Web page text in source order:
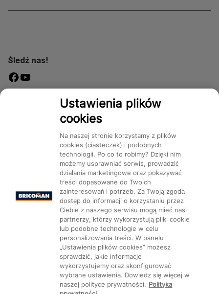
Śledź nas!
Dostępność
Kategorie Produkty Marki CMS
Ustawienia plików cookie
Ustawienia plików
cookies
Na naszej stronie korzystamy z plików
cookies (ciasteczek) i podobnych
technologii. Po co to robimy? Dzięki nim
możemy usprawniać serwis, prowadzić
działania marketingowe oraz pokazywać
treści dopasowane do Twoich
zainteresowań i potrzeb. Za Twoją zgodą
dostęp do informacji o korzystaniu przez
Ciebie z naszego serwisu mogą mieć nasi
partnerzy, którzy wykorzystują pliki cookie
lub podobne technologie w celu
personalizowania treści. W panelu
„Ustawienia plików cookies” możesz
sprawdzić, jakie informacje
wykorzystujemy oraz skonfigurować
wybrane ustawienia. Dowiedz się więcej w
naszej polityce prywatności. Polityka